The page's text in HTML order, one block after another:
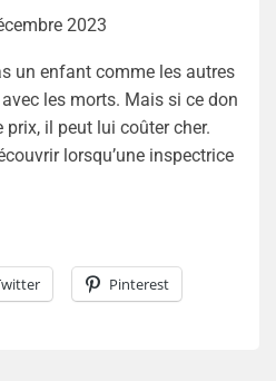
2023
un enfant comme les autres
les morts. Mais si ce don
prix, il peut lui coûter cher.
lorsqu’une inspectrice
Pinterest